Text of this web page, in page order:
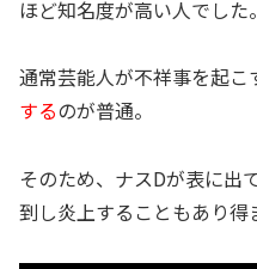
ほど知名度が高い人でした。
通常芸能人が不祥事を起こ
するのが普通。
そのため、ナスDが表に出
到し炎上することもあり得